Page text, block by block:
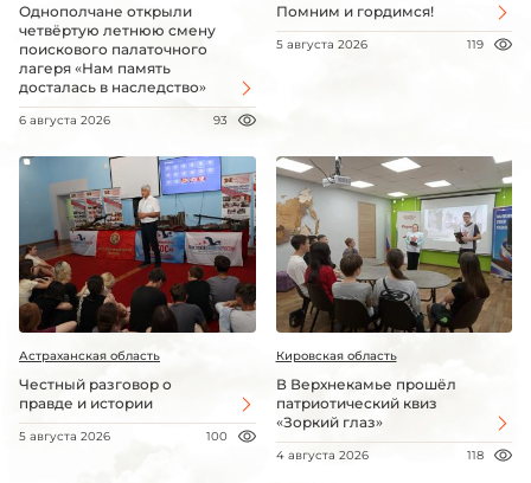
Однополчане открыли
четвёртую летнюю смену
поискового палаточного
лагеря «Нам память
досталась в наследство»
6 августа 2026 93
Помним и гордимся!
5 августа 2026 119
Астраханская область
Честный разговор о
правде и истории
5 августа 2026 100
Кировская область
В Верхнекамье прошёл
патриотический квиз
«Зоркий глаз»
4 августа 2026 118